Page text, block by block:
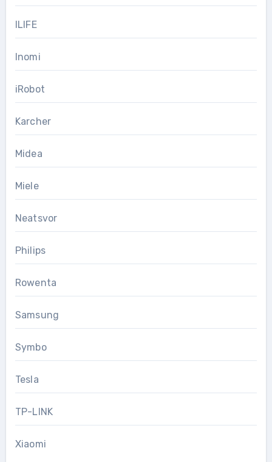
ILIFE
Inomi
iRobot
Karcher
Midea
Miele
Neatsvor
Philips
Rowenta
Samsung
Symbo
Tesla
TP-LINK
Xiaomi